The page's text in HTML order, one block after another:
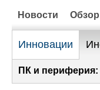
Новости
Инновации
ПК и периферия: